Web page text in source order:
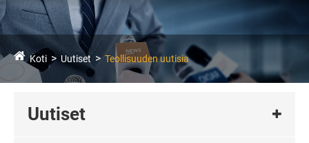
Koti Uutiset Teollisuuden uutisia
Uutiset